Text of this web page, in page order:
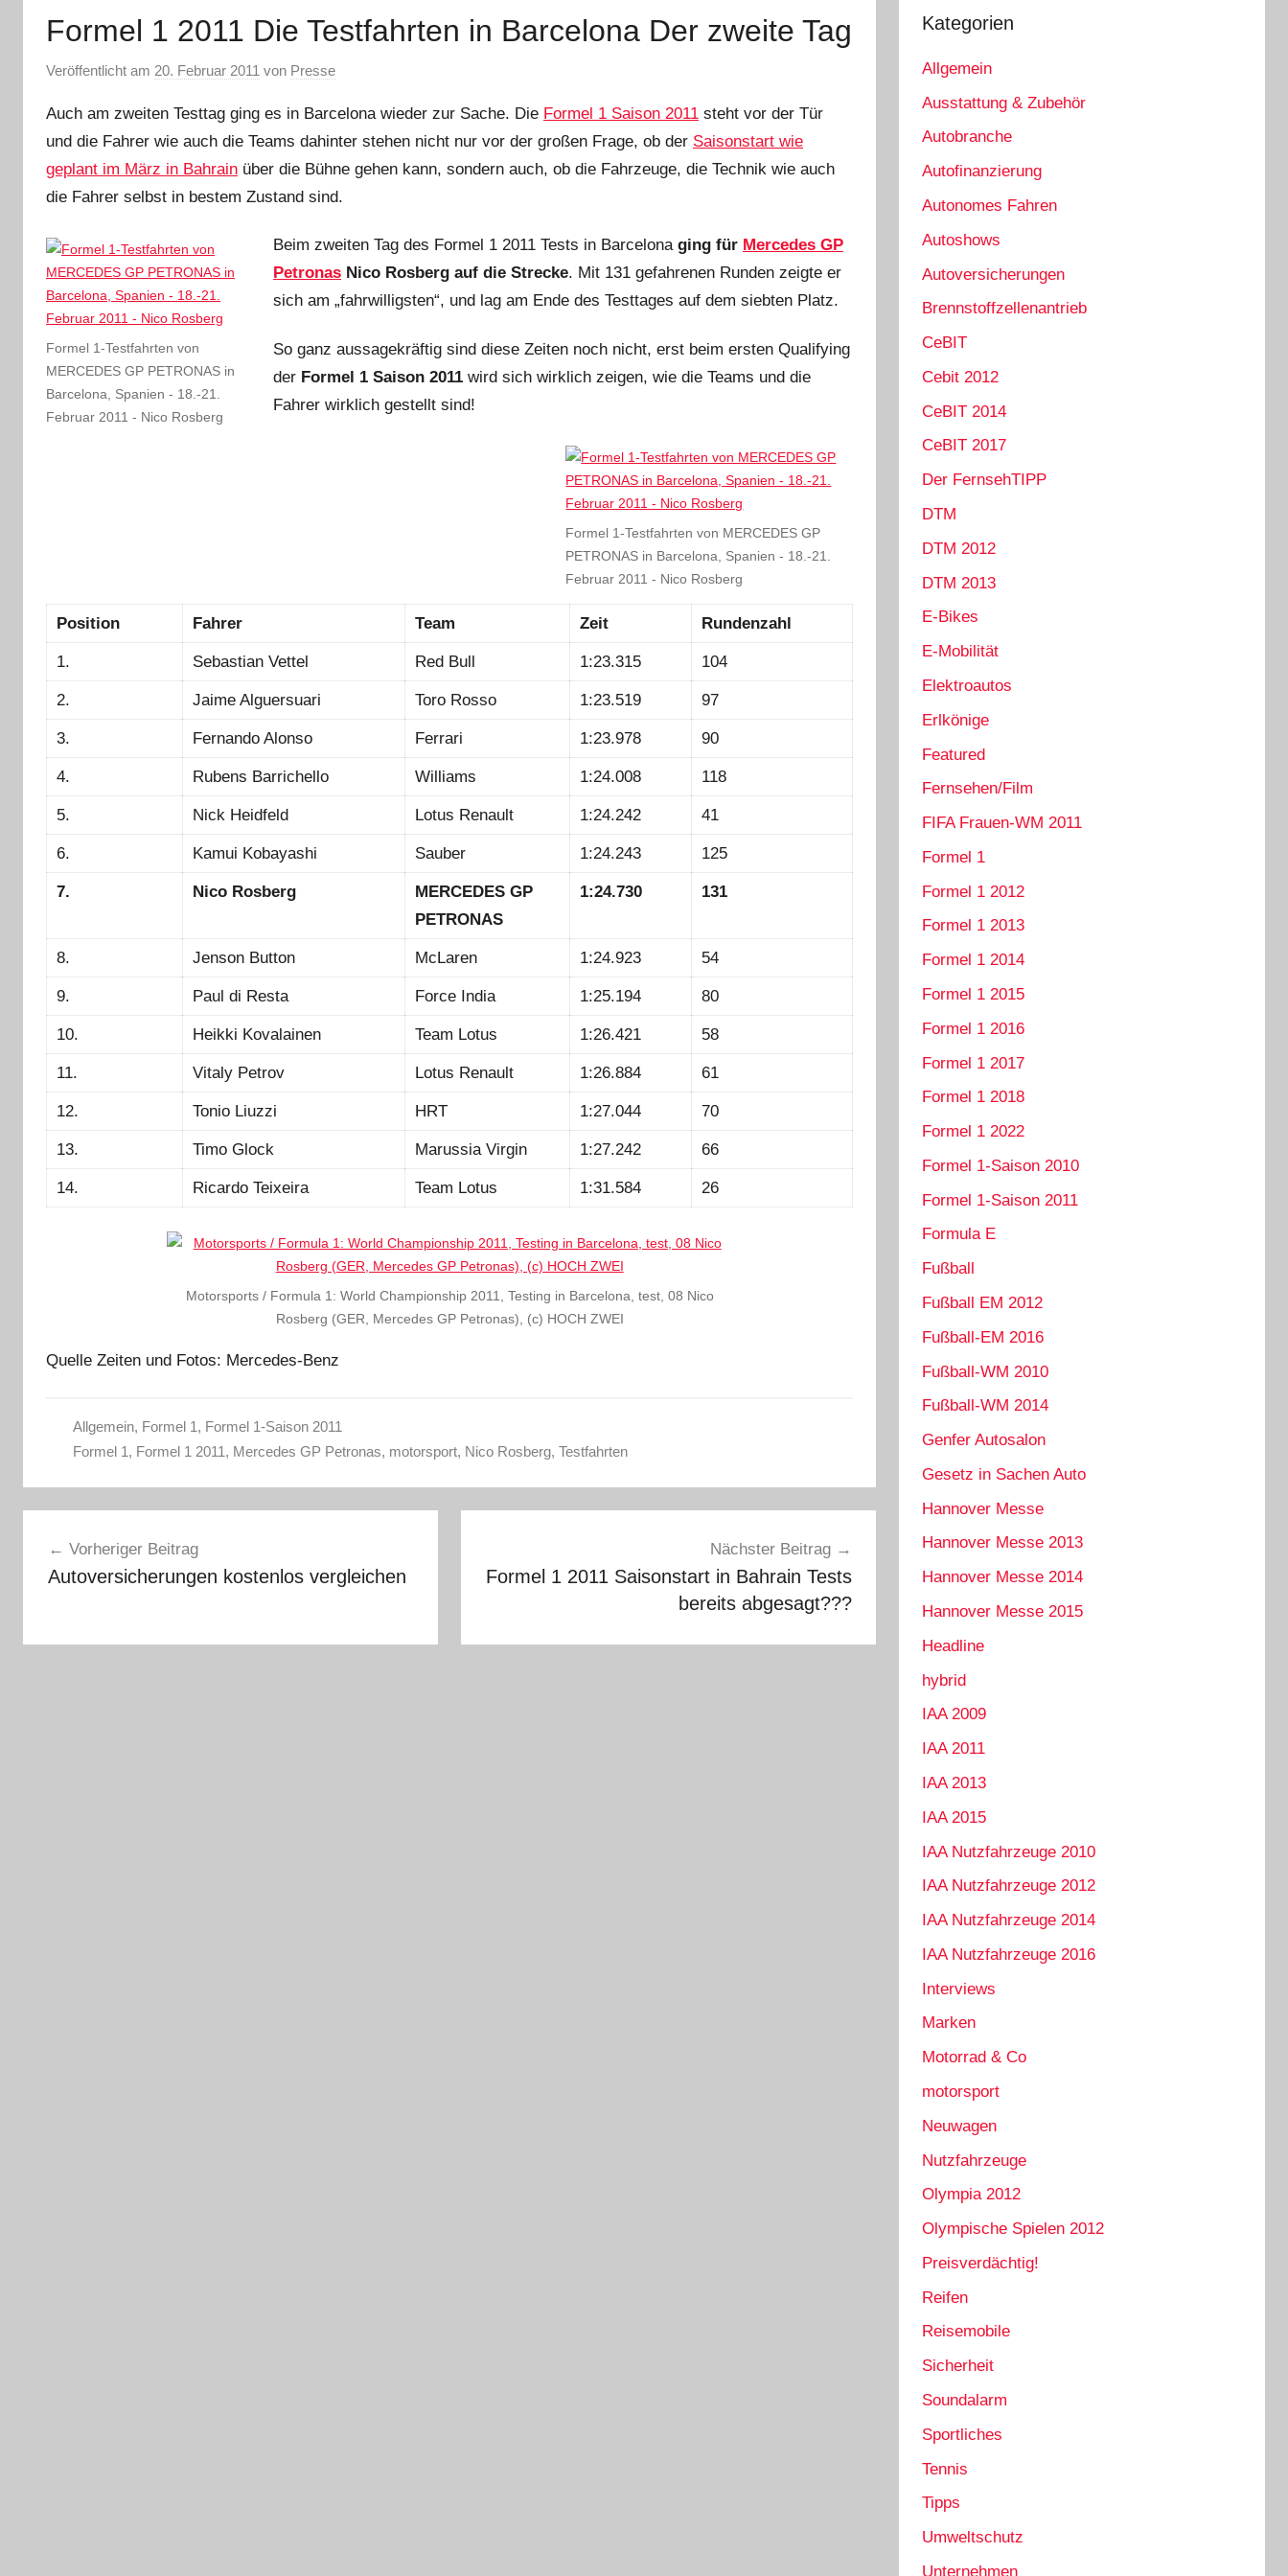
Formel 1 2011 Die Testfahrten in Barcelona Der zweite Tag
Veröffentlicht am 20. Februar 2011 von Presse
Auch am zweiten Testtag ging es in Barcelona wieder zur Sache. Die Formel 1 Saison 2011 steht vor der Tür
und die Fahrer wie auch die Teams dahinter stehen nicht nur vor der großen Frage, ob der Saisonstart wie
geplant im März in Bahrain über die Bühne gehen kann, sondern auch, ob die Fahrzeuge, die Technik wie auch
die Fahrer selbst in bestem Zustand sind.
Formel 1-Testfahrten von
MERCEDES GP PETRONAS in
Barcelona, Spanien - 18.-21.
Februar 2011 - Nico Rosberg
Beim zweiten Tag des Formel 1 2011 Tests in Barcelona ging für Mercedes GP
Petronas Nico Rosberg auf die Strecke. Mit 131 gefahrenen Runden zeigte er
sich am „fahrwilligsten“, und lag am Ende des Testtages auf dem siebten Platz.
So ganz aussagekräftig sind diese Zeiten noch nicht, erst beim ersten Qualifying
der Formel 1 Saison 2011 wird sich wirklich zeigen, wie die Teams und die
Fahrer wirklich gestellt sind!
Formel 1-Testfahrten von MERCEDES GP
PETRONAS in Barcelona, Spanien - 18.-21.
Februar 2011 - Nico Rosberg
Position Fahrer Team Zeit Rundenzahl
1. Sebastian Vettel Red Bull 1:23.315 104
2. Jaime Alguersuari Toro Rosso 1:23.519 97
3. Fernando Alonso Ferrari 1:23.978 90
4. Rubens Barrichello Williams 1:24.008 118
5. Nick Heidfeld Lotus Renault 1:24.242 41
6. Kamui Kobayashi Sauber 1:24.243 125
7. Nico Rosberg
MERCEDES GP
PETRONAS
1:24.730 131
8. Jenson Button McLaren 1:24.923 54
9. Paul di Resta Force India 1:25.194 80
10. Heikki Kovalainen Team Lotus 1:26.421 58
11. Vitaly Petrov Lotus Renault 1:26.884 61
12. Tonio Liuzzi HRT 1:27.044 70
13. Timo Glock Marussia Virgin 1:27.242 66
14. Ricardo Teixeira Team Lotus 1:31.584 26
Motorsports / Formula 1: World Championship 2011, Testing in Barcelona, test, 08 Nico
Rosberg (GER, Mercedes GP Petronas), (c) HOCH ZWEI
Quelle Zeiten und Fotos: Mercedes-Benz
Allgemein, Formel 1, Formel 1-Saison 2011
Formel 1, Formel 1 2011, Mercedes GP Petronas, motorsport, Nico Rosberg, Testfahrten
Vorheriger Beitrag
Autoversicherungen kostenlos vergleichen
Nächster Beitrag
Formel 1 2011 Saisonstart in Bahrain Tests
bereits abgesagt???
Kategorien
Allgemein
Ausstattung & Zubehör
Autobranche
Autofinanzierung
Autonomes Fahren
Autoshows
Autoversicherungen
Brennstoffzellenantrieb
CeBIT
Cebit 2012
CeBIT 2014
CeBIT 2017
Der FernsehTIPP
DTM
DTM 2012
DTM 2013
E-Bikes
E-Mobilität
Elektroautos
Erlkönige
Featured
Fernsehen/Film
FIFA Frauen-WM 2011
Formel 1
Formel 1 2012
Formel 1 2013
Formel 1 2014
Formel 1 2015
Formel 1 2016
Formel 1 2017
Formel 1 2018
Formel 1 2022
Formel 1-Saison 2010
Formel 1-Saison 2011
Formula E
Fußball
Fußball EM 2012
Fußball-EM 2016
Fußball-WM 2010
Fußball-WM 2014
Genfer Autosalon
Gesetz in Sachen Auto
Hannover Messe
Hannover Messe 2013
Hannover Messe 2014
Hannover Messe 2015
Headline
hybrid
IAA 2009
IAA 2011
IAA 2013
IAA 2015
IAA Nutzfahrzeuge 2010
IAA Nutzfahrzeuge 2012
IAA Nutzfahrzeuge 2014
IAA Nutzfahrzeuge 2016
Interviews
Marken
Motorrad & Co
motorsport
Neuwagen
Nutzfahrzeuge
Olympia 2012
Olympische Spielen 2012
Preisverdächtig!
Reifen
Reisemobile
Sicherheit
Soundalarm
Sportliches
Tennis
Tipps
Umweltschutz
Unternehmen